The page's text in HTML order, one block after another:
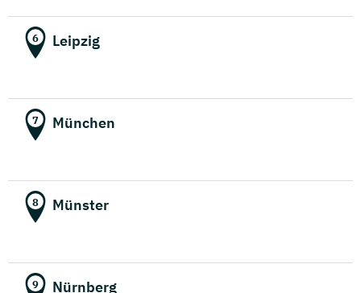
6 Leipzig
7 München
8 Münster
9 Nürnberg